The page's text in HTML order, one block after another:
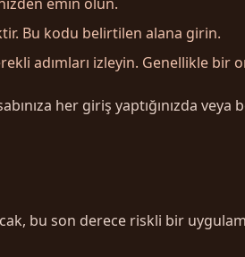
Bu kodu belirtilen alana girin.
adımları izleyin. Genellikle bir
her giriş yaptığınızda
bu son derece riskli bir